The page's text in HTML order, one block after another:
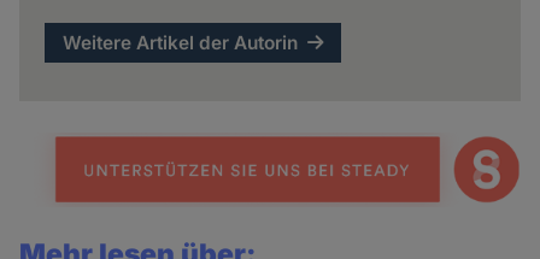
Weitere Artikel der Autorin